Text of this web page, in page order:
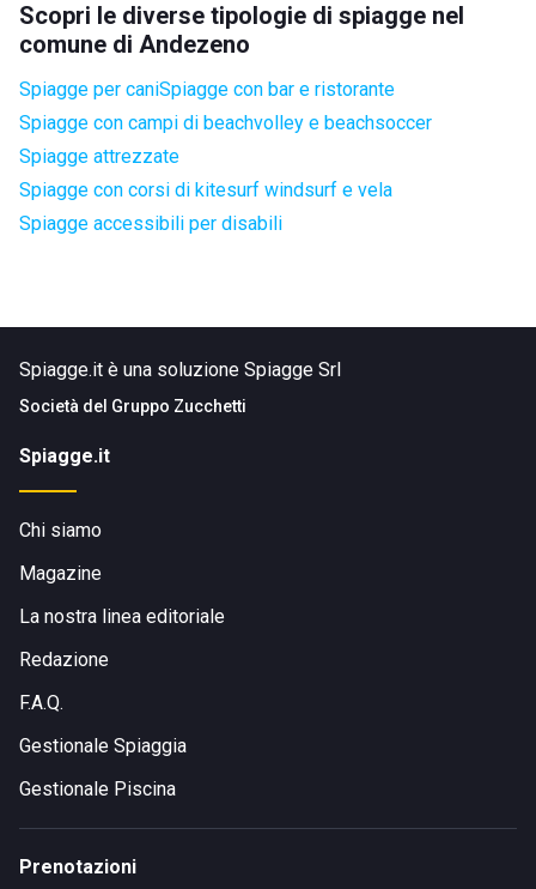
Scopri le diverse tipologie di spiagge nel
comune di Andezeno
Spiagge per caniSpiagge con bar e ristorante
Spiagge con campi di beachvolley e beachsoccer
Spiagge attrezzate
Spiagge con corsi di kitesurf windsurf e vela
Spiagge accessibili per disabili
Spiagge.it è una soluzione Spiagge Srl
Società del Gruppo Zucchetti
Spiagge.it
Chi siamo
Magazine
La nostra linea editoriale
Redazione
F.A.Q.
Gestionale Spiaggia
Gestionale Piscina
Prenotazioni